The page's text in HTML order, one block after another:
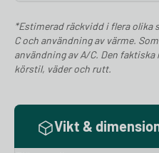
*Estimerad räckvidd i flera olika
C och användning av värme.
användning av A/C. Den
körstil, väder och rutt.
Vikt &